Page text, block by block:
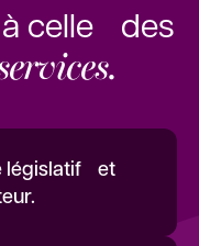
à celle des
législatif et